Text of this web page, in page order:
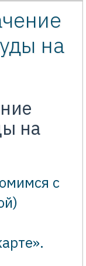
на
на
с